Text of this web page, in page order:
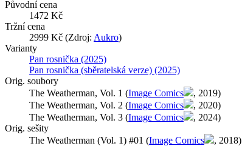
Původní cena
1472 Kč
Tržní cena
2999 Kč (Zdroj: Aukro)
Varianty
Pan rosnička (2025)
Pan rosnička (sběratelská verze) (2025)
Orig. soubory
The Weatherman, Vol. 1 (Image Comics
, 2019)
The Weatherman, Vol. 2 (Image Comics
, 2020)
The Weatherman, Vol. 3 (Image Comics
, 2024)
Orig. sešity
The Weatherman (Vol. 1) #01 (Image Comics
, 2018)